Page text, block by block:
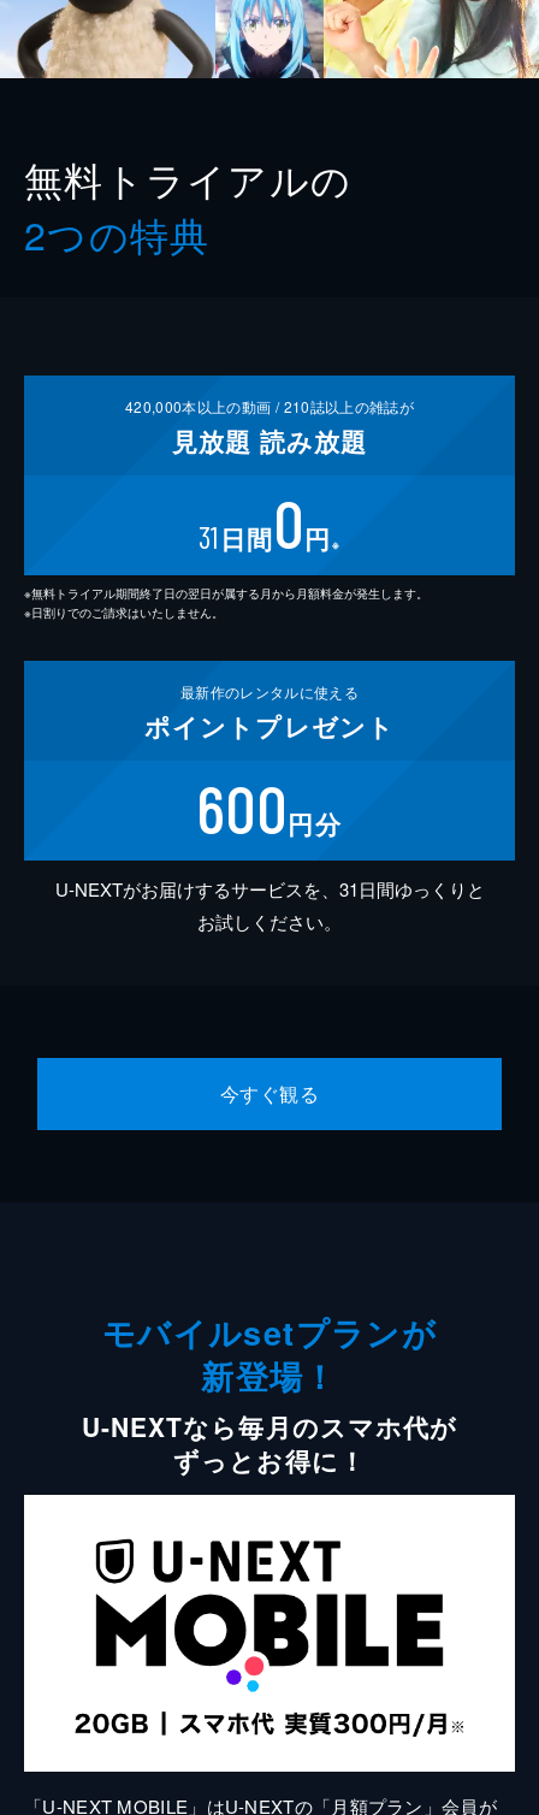
無料トライアルの
2つの特典
420,000本以上の動画 /210誌以上の雑誌が
見放題 読み放題
31 日間0円 ※
※無料トライアル期間終了日の翌日が属する月から月額料金が発生します。
※日割りでのご請求はいたしません。
最新作のレンタルに使える
ポイント プレゼント
600円分
U-NEXTがお届けするサービスを、31日間ゆっくりと
お試しください。
今すぐ観る
モバイルsetプランが
新登場！
U-NEXTなら毎月のスマホ代が
ずっとお得に！
「U-NEXT MOBILE」はU-NEXTの「月額プラン」会員が